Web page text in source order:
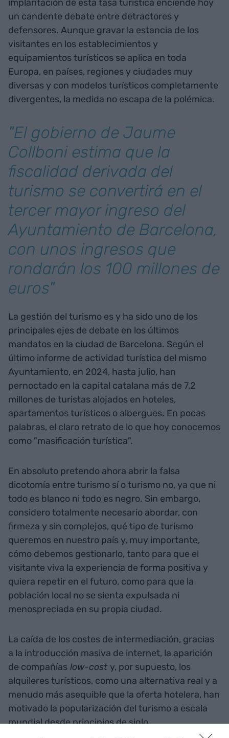
implantación de esta tasa turística enciende hoy
un candente debate entre detractores y
defensores. Aunque gravar la estancia de los
visitantes en los establecimientos y
equipamientos turísticos se aplica en toda
Europa, en países, regiones y ciudades muy
diversas y con modelos turísticos completamente
divergentes, la medida no escapa de la polémica.
"El gobierno de Jaume
Collboni estima que la
fiscalidad derivada del
turismo se convertirá en el
tercer mayor ingreso del
Ayuntamiento de Barcelona,
con unos ingresos que
rondarán los 100 millones de
euros"
La gestión del turismo es y ha sido uno de los
principales ejes de debate en los últimos
mandatos en la ciudad de Barcelona. Según el
último informe de actividad turística del mismo
Ayuntamiento, en 2024, hasta julio, han
pernoctado en la capital catalana más de 7,2
millones de turistas alojados en hoteles,
apartamentos turísticos o albergues. En pocas
palabras, el claro retrato de lo que hoy conocemos
como "masificación turística".
En absoluto pretendo ahora abrir la falsa
dicotomía entre turismo sí o turismo no, ya que ni
todo es blanco ni todo es negro. Sin embargo,
considero totalmente necesario abordar, con
firmeza y sin complejos, qué tipo de turismo
queremos en nuestro país y, muy importante,
cómo debemos gestionarlo, tanto para que el
visitante viva la experiencia de forma positiva y
quiera repetir en el futuro, como para que la
población local no se sienta expulsada ni
menospreciada en su propia ciudad.
La caída de los costes de intermediación, gracias
a la introducción masiva de internet, la aparición
de compañías low-cost y, por supuesto, los
alquileres turísticos, como una alternativa real y a
menudo más asequible que la oferta hotelera, han
motivado la popularización del turismo a escala
mundial desde principios de siglo.